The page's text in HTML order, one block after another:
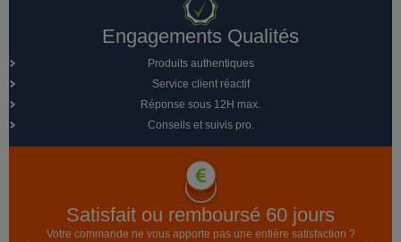
Engagements Qualités
Produits authentiques
Service client réactif
Réponse sous 12H max.
Conseils et suivis pro.
Satisfait ou remboursé 60 jours
Votre commande ne vous apporte pas une entière satisfaction ?